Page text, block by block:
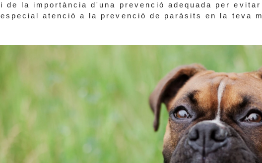
i de la importància d'una prevenció adequada per
especial atenció a la prevenció de paràsits en la teva